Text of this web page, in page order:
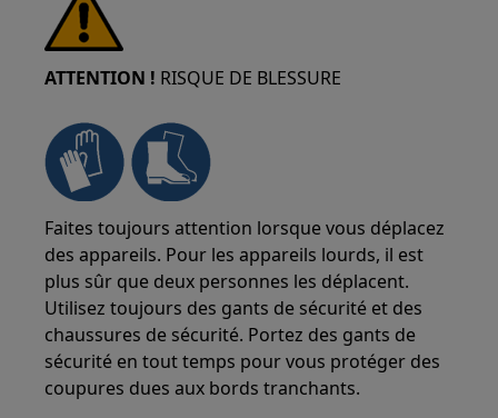
ATTENTION ! RISQUE DE BLESSURE
Faites toujours attention lorsque vous déplacez
des appareils. Pour les appareils lourds, il est
plus sûr que deux personnes les déplacent.
Utilisez toujours des gants de sécurité et des
chaussures de sécurité. Portez des gants de
sécurité en tout temps pour vous protéger des
coupures dues aux bords tranchants.